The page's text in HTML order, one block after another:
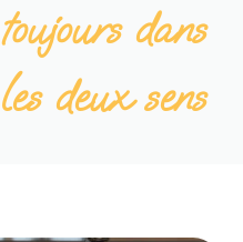
toujours dans
les deux sens